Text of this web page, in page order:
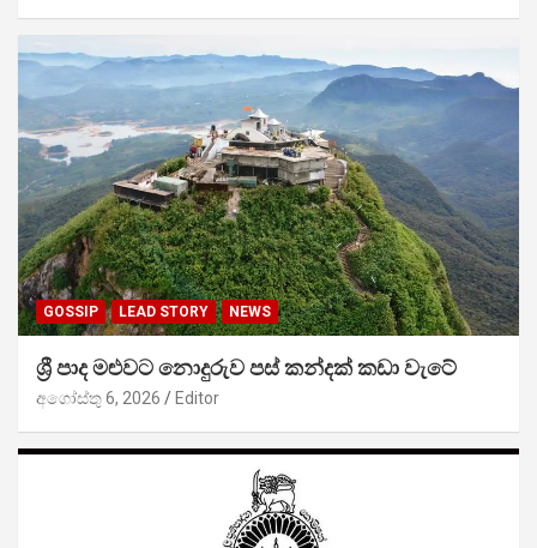
GOSSIP LEAD STORY NEWS
ශ්‍රී පාද මළුවට නොදුරුව පස් කන්දක් කඩා වැටේ
අගෝස්තු 6, 2026 Editor